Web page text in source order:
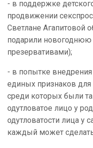
- в поддержке
продвижении
Светлане Агапитовой
подарили
презервативами);
- в попытке
единых признаков для
среди которых были
одутловатое лицо у
одутловатости лица у
каждый может